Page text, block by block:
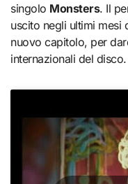
singolo Monsters. Il
uscito negli ultimi mesi
nuovo capitolo, per
internazionali del disco.